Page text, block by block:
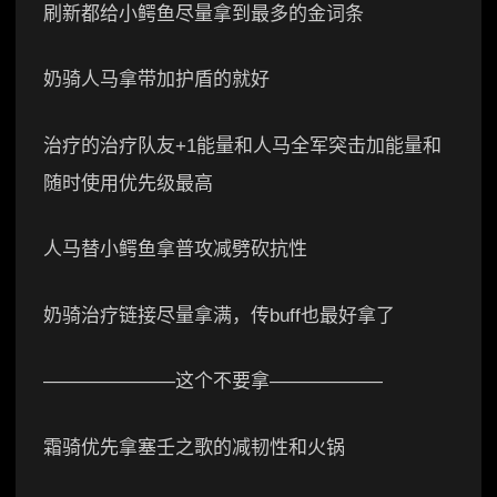
刷新都给小鳄鱼尽量拿到最多的金词条
奶骑人马拿带加护盾的就好
治疗的治疗队友+1能量和人马全军突击加能量和
随时使用优先级最高
人马替小鳄鱼拿普攻减劈砍抗性
奶骑治疗链接尽量拿满，传buff也最好拿了
———————这个不要拿——————
霜骑优先拿塞壬之歌的减韧性和火锅